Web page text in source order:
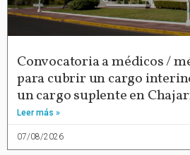
Convocatoria a médicos /
para cubrir un cargo
un cargo suplente en
Leer más »
07/08/2026